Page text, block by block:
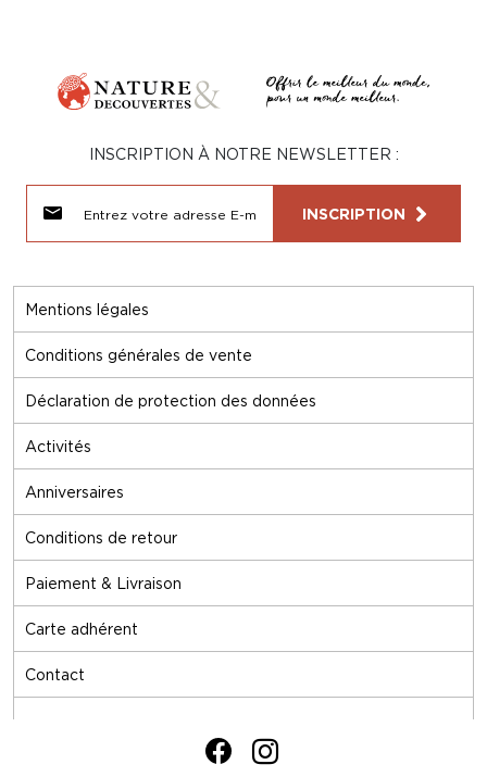
Mentions légales
Conditions générales de vente
Déclaration de protection des données
Activités
Anniversaires
Conditions de retour
Paiement & Livraison
Carte adhérent
Contact
INSCRIPTION À NOTRE NEWSLETTER :
INSCRIPTION